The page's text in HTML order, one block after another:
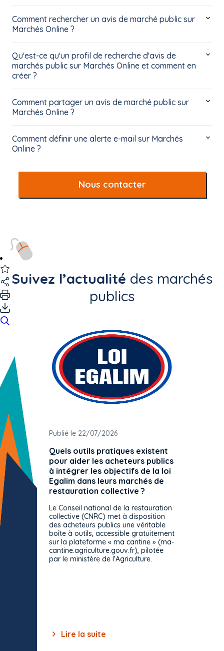
Comment rechercher un avis de marché public sur
Marchés Online ?
Qu'est-ce qu'un profil de recherche d'avis de
marchés public sur Marchés Online et comment en
créer ?
Comment partager un avis de marché public sur
Marchés Online ?
Comment définir une alerte e-mail sur Marchés
Online ?
Nous contacter
Suivez l’actualité des marchés
publics
Publié le 22/07/2026
Quels outils pratiques existent
pour aider les acheteurs publics
à intégrer les objectifs de la loi
Egalim dans leurs marchés de
restauration collective ?
Le Conseil national de la restauration
collective (CNRC) met à disposition
des acheteurs publics une véritable
boîte à outils, accessible gratuitement
sur la plateforme « ma cantine » (ma-
cantine.agriculture.gouv.fr), pilotée
par le ministère de l'Agriculture.
Lire la suite